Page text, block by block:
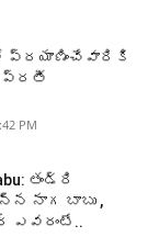
ప్రయాణించేవారికి
ప్రతీ
PM
తండ్రి
నాగ బాబు ,
ఎవరంటే..